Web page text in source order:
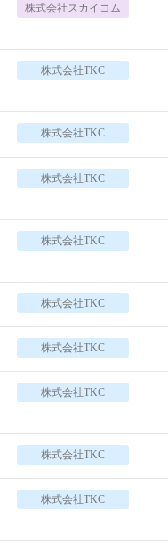
株式会社スカイコム
株式会社TKC
株式会社TKC
株式会社TKC
株式会社TKC
株式会社TKC
株式会社TKC
株式会社TKC
株式会社TKC
株式会社TKC